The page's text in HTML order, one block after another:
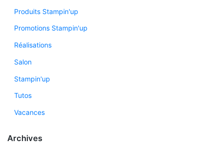
Produits Stampin'up
Promotions Stampin'up
Réalisations
Salon
Stampin'up
Tutos
Vacances
Archives